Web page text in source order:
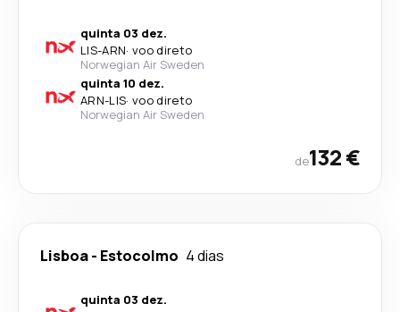
quinta 03 dez.
LIS-ARN· voo direto
Norwegian Air Sweden
quinta 10 dez.
ARN-LIS· voo direto
Norwegian Air Sweden
de132 €
Lisboa- Estocolmo 4 dias
quinta 03 dez.